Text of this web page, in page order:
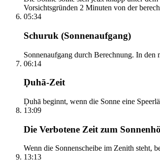
Vorsichtsgründen 2 Minuten von der
05:34
Schuruk (Sonnenaufgang)
Sonnenaufgang durch Berechnung. In den
06:14
Ḍuhā-Zeit
Ḍuhā beginnt, wenn die Sonne eine
13:09
Die Verbotene Zeit zum
Wenn die Sonnenscheibe im Zenith steht,
13:13